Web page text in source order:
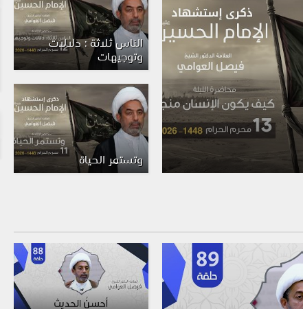
الناس ثلاثة : دلالات
وتوجيهات
وتستمر الحياة